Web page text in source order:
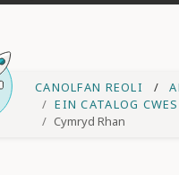
CANOLFAN REOLI
EIN CATALOG
Cymryd Rhan